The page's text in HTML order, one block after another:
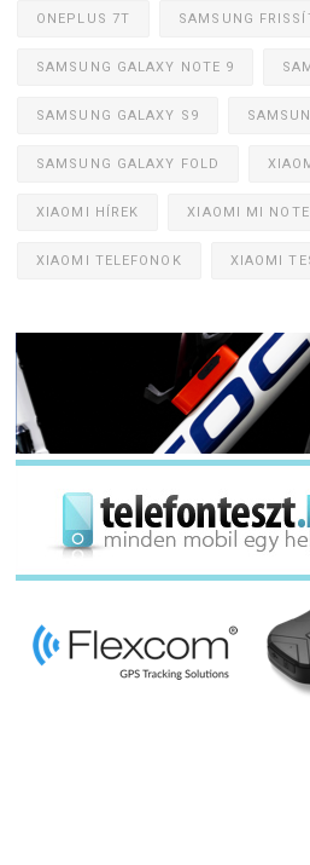
ONEPLUS 7T SAMSUNG
SAMSUNG GALAXY NOTE 9
SAMSUNG GALAXY S9
SAMSUNG GALAXY FOLD
XIAOMI HÍREK XIAOMI MI
XIAOMI TELEFONOK XIAOMI